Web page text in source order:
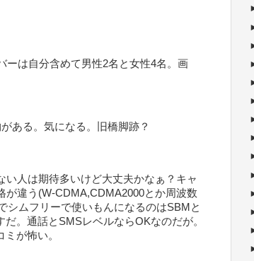
ーは自分含めて男性2名と女性4名。画
ある。気になる。旧橋脚跡？
人は期待多いけど大丈夫かなぁ？キャ
が違う(W-CDMA,CDMA2000とか周波数
シムフリーで使いもんになるのはSBMと
。通話とSMSレベルならOKなのだが。
が怖い。